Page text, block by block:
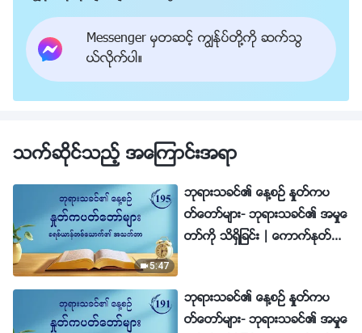
Messenger မွတဆင့္ ကြၽန္ုပ္တို႔ကို ဆက္သြ
ယ္လိုက္ပါ။
သက္ဆိုင္သည့္ အေၾကာင္းအရာ
5:47
ဘုရားသခင္၏ ေန႔စဥ္ ႏႈတ္ကပ
တ္ေတာ္မ်ား- ဘုရားသခင္၏ အမႈေ
တာ္ကို သိရွိျခင္း | ေကာက္ႏုတ္ခ်
ဘုရားသခင္၏ ေန႔စဥ္ ႏႈတ္ကပ
တ္ေတာ္မ်ား- ဘုရားသခင္၏ အမႈေ